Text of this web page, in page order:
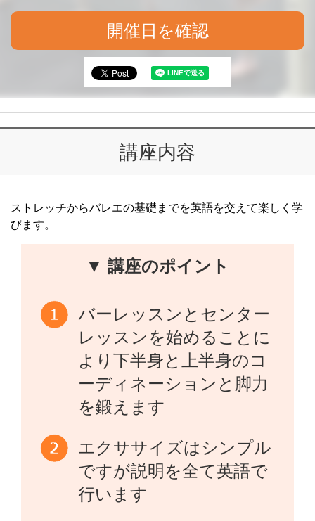
開催日を確認
講座内容
ストレッチからバレエの基礎までを英語を交えて楽しく学
びます。
▼ 講座のポイント
バーレッスンとセンター
レッスンを始めることに
より下半身と上半身のコ
ーディネーションと脚力
を鍛えます
エクササイズはシンプル
ですが説明を全て英語で
行います